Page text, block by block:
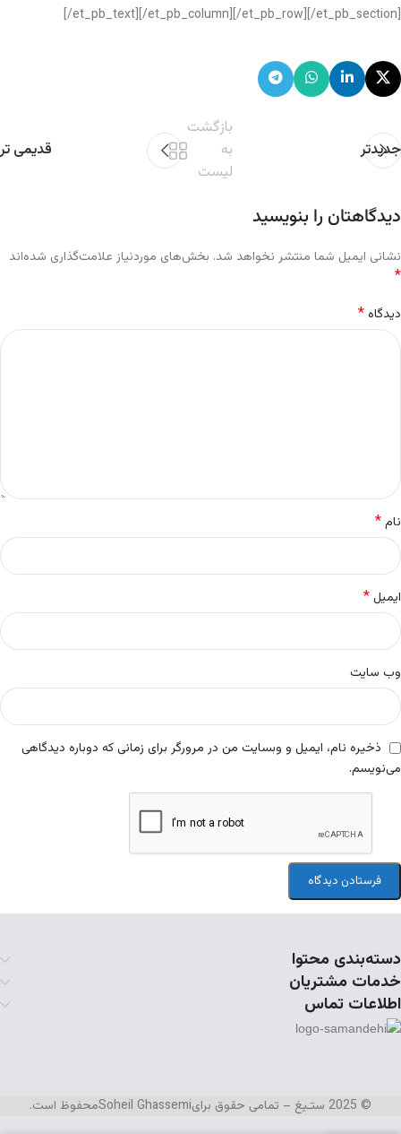
[/et_pb_text][/et_pb_column][/et_pb_row][/et_pb_section]
جدیدتر
بازگشت
به
لیست
قدیمی تر
دیدگاهتان را بنویسید
نشانی ایمیل شما منتشر نخواهد شد. بخش‌های موردنیاز علامت‌گذاری شده‌اند
*
دیدگاه*
نام*
ایمیل*
وب‌ سایت
ذخیره نام، ایمیل و وبسایت من در مرورگر برای زمانی که دوباره دیدگاهی
می‌نویسم.
دسته‌بندی محتوا
خدمات مشتریان
اطلاعات تماس
© 2025 ستـیغ – تمامی حقوق برای Soheil Ghassemiمحفوظ است.